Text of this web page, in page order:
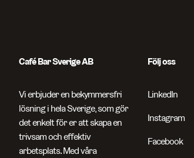
Café Bar Sverige AB
Vi erbjuder en bekymmersfri
lösning i hela Sverige, som gör
det enkelt för er att skapa en
trivsam och effektiv
arbetsplats. Med våra
Följ oss
LinkedIn
Instagram
Facebook